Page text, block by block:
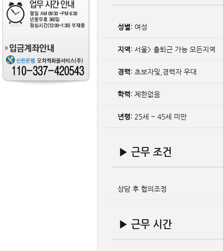
성별: 여성
지역: 서울> 출퇴근 가능 모든지역
경력: 초보자및,경력자 우대
학력: 제한없음
년령: 25세 ~ 45세 미만
▶ 근무 조건
상담 후 협의조정
▶ 근무 시간